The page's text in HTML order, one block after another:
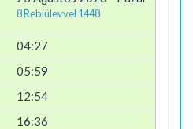
8 Rebiülevvel 1448
04:27
05:59
12:54
16:36